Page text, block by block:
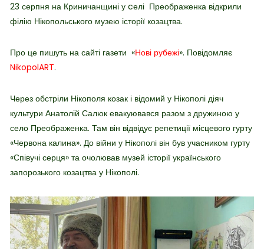
23 серпня на Криничанщині у cелі Преображенка відкрили
філію Нікопольського музею історії козацтва.
Про це пишуть на сайті газети «Нові рубежі». Повідомляє
NikopolART.
Через обстріли Нікополя козак і відомий у Нікополі діяч
культури Анатолій Салюк евакуювався разом з дружиною у
село Преображенка. Там він відвідує репетиції місцевого гурту
«Червона калина». До війни у Нікополі він був учасником гурту
«Співучі серця» та очолював музей історії українського
запорозького козацтва у Нікополі.